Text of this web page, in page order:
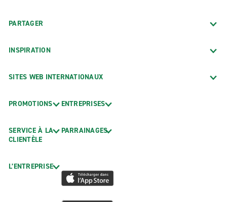
PARTAGER
INSPIRATION
SITES WEB INTERNATIONAUX
PROMOTIONS
SERVICE À LA
CLIENTÈLE
L’ENTREPRISE
ENTREPRISES
PARRAINAGES